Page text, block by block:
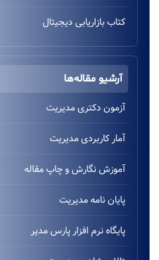
کتاب بازاریابی دیجیتال
آرشیو مقاله‌ها
آزمون دکتری مدیریت
آمار کاربردی مدیریت
آموزش نگارش و چاپ مقاله
پایان نامه مدیریت
پایگاه نرم افزار پارس مدیر